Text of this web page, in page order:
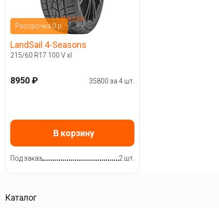
Рассрочка 0 р.
LandSail 4-Seasons
215/60 R17 100 V xl
8950 ₽ 35800 за 4 шт.
В корзину
Под заказ 2 шт.
Каталог